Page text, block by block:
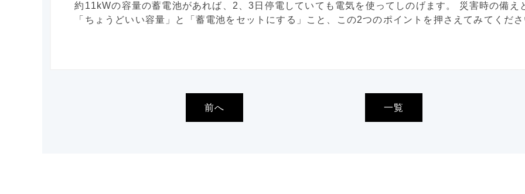
約11kWの容量の蓄電池があれば、2、3日停電していても電気を使ってしのげます。 災害時の備
「ちょうどいい容量」と「蓄電池をセットにする」こと、この2つのポイントを押さえてみてくだ
前へ 一覧